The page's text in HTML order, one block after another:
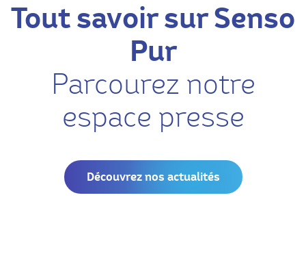
Tout savoir sur Senso
Pur
Parcourez notre
espace presse
Découvrez nos actualités